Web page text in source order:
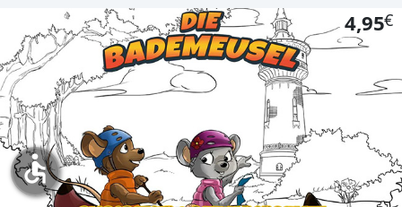
4,95€
accessible